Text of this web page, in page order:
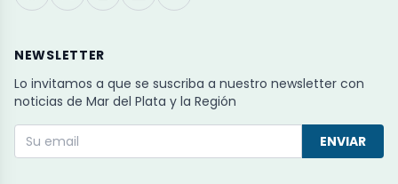
NEWSLETTER
Lo invitamos a que se suscriba a nuestro newsletter con
noticias de Mar del Plata y la Región
ENVIAR